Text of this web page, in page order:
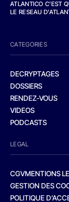
ATLANTICO C'EST
LE RESEAU
CATEGORIES
DECRYPTAGES
DOSSIERS
RENDEZ-VOUS
VIDEOS
PODCASTS
LEGAL
CGVMENTIONS
GESTION DES
POLITIQUE